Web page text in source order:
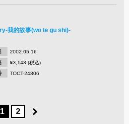
我的故事(wo te gu shi)-
2002.05.16
¥3,143 (税込)
TOCT-24806
1 2